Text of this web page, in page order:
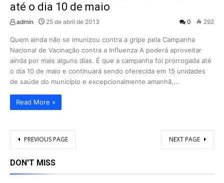
até o dia 10 de maio
admin 25 de abril de 2013 0 292
Quem ainda não se imunizou contra a gripe pela Campanha
Nacional de Vacinação contra a Influenza A poderá aproveitar
ainda por mais alguns dias. É que a campanha foi prorrogada até
o dia 10 de maio e continuará sendo oferecida em 15 unidades
de saúde do município e excepcionalmente amanhã,…
Read More »
PREVIOUS PAGE NEXT PAGE
DON'T MISS